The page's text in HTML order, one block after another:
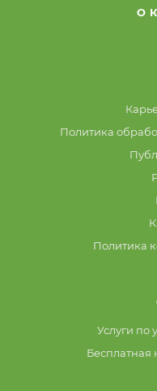
О
Политика
Политика
Услуги по
Бесплатная